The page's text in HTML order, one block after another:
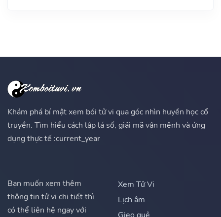
Khám phá bí mật xem bói tử vi qua góc nhìn huyền học cổ
truyền. Tìm hiểu cách lập lá số, giải mã vận mệnh và ứng
dụng thực tế :current_year
Bạn muốn xem thêm
thông tin tử vi chi tiết thì
có thể liên hệ ngay với
Xem Tử Vi
Lịch âm